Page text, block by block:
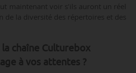
maintenant voir s’ils auront un réel
de la diversité des répertoires et des
chaîne Culturebox
à vos attentes ?